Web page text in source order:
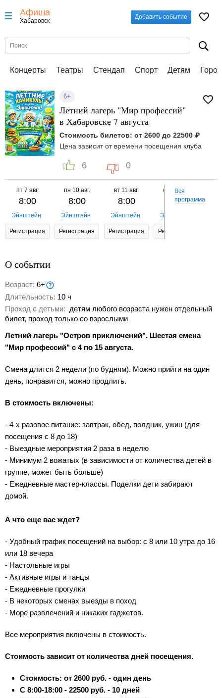
Афиша
Хабаровск
Добавить событие
Концерты Театры Стендап Спорт Детям
6+
Летний лагерь "Мир профессий"
в Хабаровске 7 августа
Стоимость билетов: от 2600 до 22500 ₽
Цена зависит от времени посещения клуба
6 0
пт 7 авг.
8:00
Эйнштейн
Регистрация
пн 10 авг.
8:00
Эйнштейн
Регистрация
вт 11 авг.
8:00
Эйнштейн
Регистрация
ср 12 авг.
8:00
Эйнштейн
Регистрация
Вся
программа
О событии
Возраст: 6+
Длительность: 10 ч
Проход с детьми: детям любого возраста нужен отдельный
билет, проход только со взрослыми
Летний лагерь "Остров приключений". Шестая смена
"Мир профессий" с 4 по 15 августа.
Смена длится 2 недели (по будням). Можно прийти на один
день, понравится, можно продлить.
В стоимость включены:
- 4-х разовое питание: завтрак, обед, полдник, ужин (для
посещения с 8 до 18)
- Выездные мероприятия 2 раза в неделю
- Минимум 2 вожатых (в зависимости от количества детей в
группе, может быть больше)
- Ежедневные мастер-классы. Поделки дети забирают
домой.
А что еще вас ждет?
- Удобный график посещений на выбор: с 8 или 10 утра до 16
или 18 вечера
- Настольные игры
- Активные игры и танцы
- Ежедневные прогулки
- В некоторых сменах выезды в поход
- Море развлечений и никаких гаджетов.
Все мероприятия включены в стоимость.
Стоимость зависит от количества дней посещения.
Стоимость: от 2600 руб. - один день
С 8:00-18:00 - 22500 руб. - 10 дней